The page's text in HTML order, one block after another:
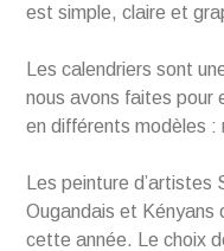
est simple, claire et
Les calendriers sont
nous avons faites pour
en différents modèles :
Les peinture
Ougandais et Kényans
cette année. Le choix